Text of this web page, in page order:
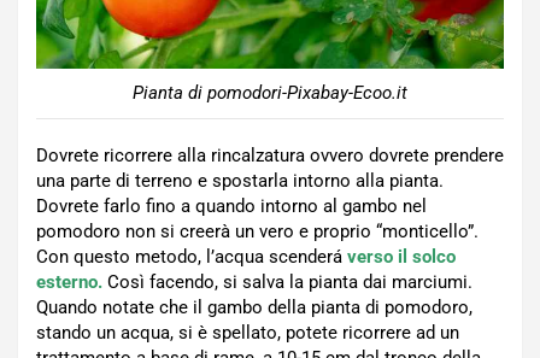
Pianta di pomodori-Pixabay-Ecoo.it
Dovrete ricorrere alla rincalzatura ovvero dovrete prendere
una parte di terreno e spostarla intorno alla pianta.
Dovrete farlo fino a quando intorno al gambo nel
pomodoro non si creerà un vero e proprio “monticello”.
Con questo metodo, l’acqua scenderá verso il solco
esterno. Così facendo, si salva la pianta dai marciumi.
Quando notate che il gambo della pianta di pomodoro,
stando un acqua, si è spellato, potete ricorrere ad un